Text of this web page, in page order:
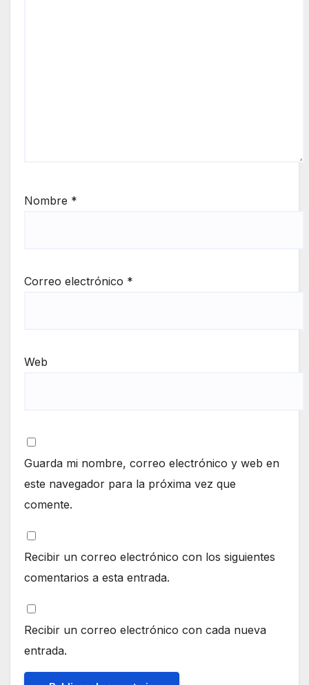
Nombre *
Correo electrónico *
Web
Guarda mi nombre, correo electrónico y web en
este navegador para la próxima vez que
comente.
Recibir un correo electrónico con los siguientes
comentarios a esta entrada.
Recibir un correo electrónico con cada nueva
entrada.